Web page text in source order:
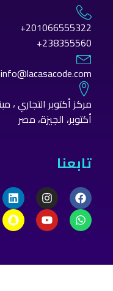
201066555322+
238355560+
info@lacasacode.com
أكتوبر، الجيزة، مصر
تابعنا